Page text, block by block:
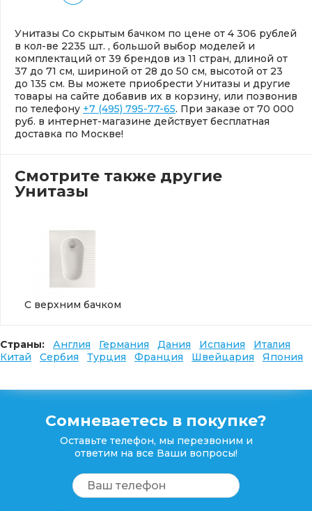
Унитазы Со скрытым бачком по цене от 4 306 рублей
в кол-ве 2235 шт. , большой выбор моделей и
комплектаций от 39 брендов из 11 стран, длиной от
37 до 71 см, шириной от 28 до 50 см, высотой от 23
до 135 см. Вы можете приобрести Унитазы и другие
товары на сайте добавив их в корзину, или позвонив
по телефону +7 (495) 795-77-65. При заказе от 70 000
руб. в интернет-магазине действует бесплатная
доставка по Москве!
Смотрите также другие
Унитазы
С верхним бачком
Страны: Англия Германия Дания Испания
Италия
Китай
Сербия Турция Франция Швейцария Япония
Сомневаетесь в покупке?
Оставьте телефон, мы перезвоним и
ответим на все Ваши вопросы!